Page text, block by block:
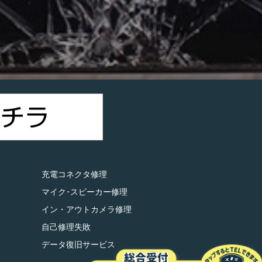
充電コネクタ修理
マイク･スピーカー修理
イン・アウトカメラ修理
自己修理失敗
データ復旧サービス